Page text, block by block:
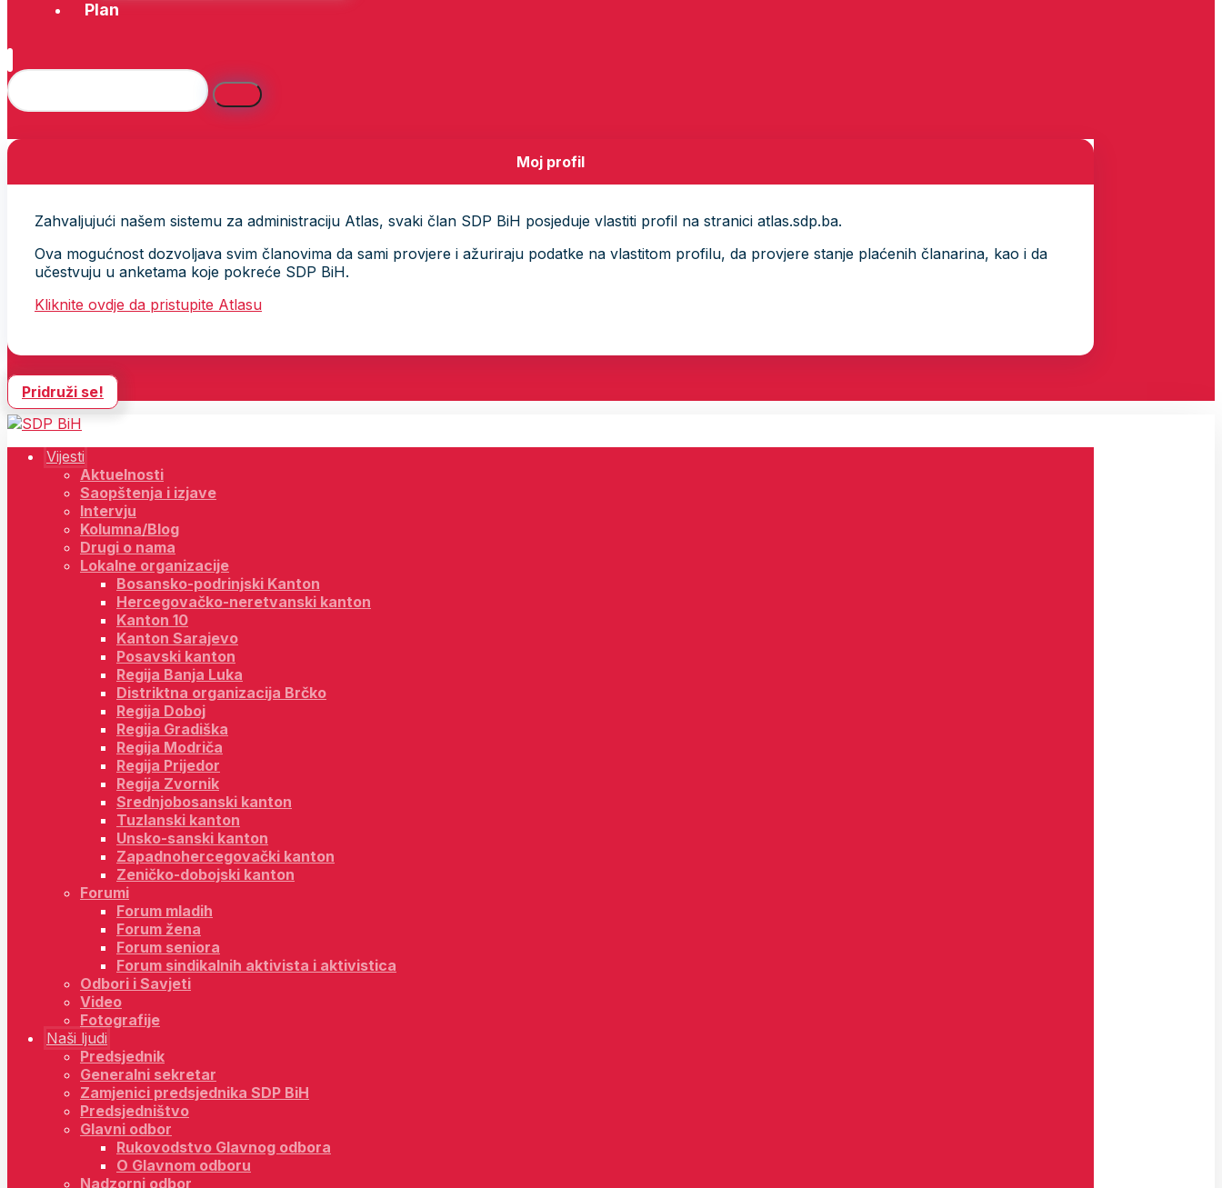
Plan
Moj profil
Zahvaljujući našem sistemu za administraciju Atlas, svaki član SDP BiH posjeduje vlastiti profil na stranici atlas.sdp.ba.
Ova mogućnost dozvoljava svim članovima da sami provjere i ažuriraju podatke na vlastitom profilu, da provjere stanje plaćenih članarina, kao i da
učestvuju u anketama koje pokreće SDP BiH.
Kliknite ovdje da pristupite Atlasu
Pridruži se!
Vijesti
Aktuelnosti
Saopštenja i izjave
Intervju
Kolumna/Blog
Drugi o nama
Lokalne organizacije
Bosansko-podrinjski Kanton
Hercegovačko-neretvanski kanton
Kanton 10
Kanton Sarajevo
Posavski kanton
Regija Banja Luka
Distriktna organizacija Brčko
Regija Doboj
Regija Gradiška
Regija Modriča
Regija Prijedor
Regija Zvornik
Srednjobosanski kanton
Tuzlanski kanton
Unsko-sanski kanton
Zapadnohercegovački kanton
Zeničko-dobojski kanton
Forumi
Forum mladih
Forum žena
Forum seniora
Forum sindikalnih aktivista i aktivistica
Odbori i Savjeti
Video
Fotografije
Naši ljudi
Predsjednik
Generalni sekretar
Zamjenici predsjednika SDP BiH
Predsjedništvo
Glavni odbor
Rukovodstvo Glavnog odbora
O Glavnom odboru
Nadzorni odbor